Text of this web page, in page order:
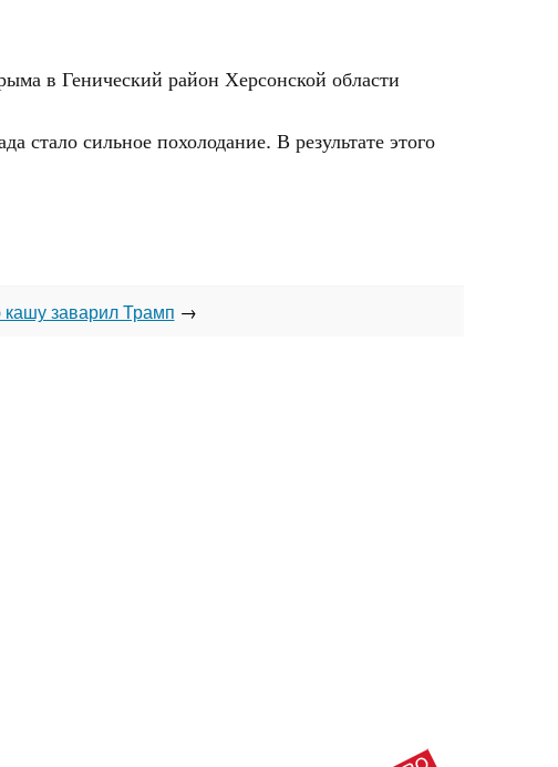
в Генический район Херсонской области
стало сильное похолодание. В результате этого
заварил Трамп →